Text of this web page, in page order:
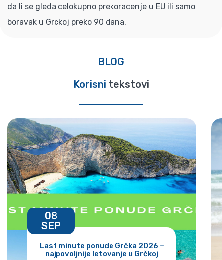
da li se gleda celokupno prekoracenje u EU ili samo
boravak u Grckoj preko 90 dana.
BLOG
Korisni tekstovi
Last minute ponude Grčka 2026 –
najpovoljnije letovanje u Grčkoj
08
SEP